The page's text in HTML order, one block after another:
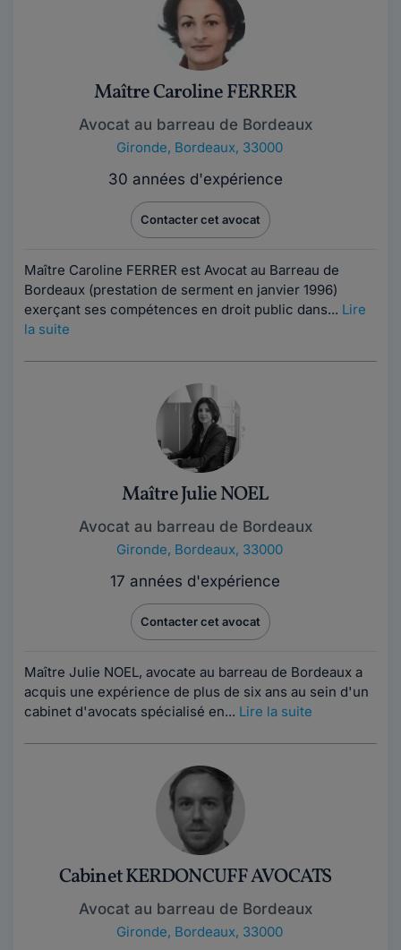
Maître Caroline FERRER
Avocat au barreau de Bordeaux
Gironde, Bordeaux, 33000
30 années d'expérience
Contacter cet avocat
Maître Caroline FERRER est Avocat au Barreau de
Bordeaux (prestation de serment en janvier 1996)
exerçant ses compétences en droit public dans... Lire
la suite
Maître Julie NOEL
Avocat au barreau de Bordeaux
Gironde, Bordeaux, 33000
17 années d'expérience
Contacter cet avocat
Maître Julie NOEL, avocate au barreau de Bordeaux a
acquis une expérience de plus de six ans au sein d'un
cabinet d'avocats spécialisé en... Lire la suite
Cabinet KERDONCUFF AVOCATS
Avocat au barreau de Bordeaux
Gironde, Bordeaux, 33000